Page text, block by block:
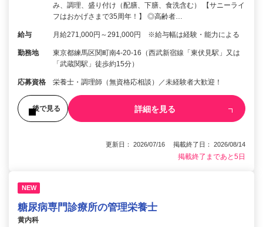
み、調理、盛り付け（配膳、下膳、食洗含む） 【サニーライ
フはおかげさまで35周年！】 ◎高齢者…
給与 月給271,000円～291,000円 ※給与幅は経験・能力による
勤務地
東京都練馬区関町南4-20-16（西武新宿線「東伏見駅」又は
「武蔵関駅」徒歩約15分）
応募資格 栄養士・調理師（無資格応相談）／未経験者大歓迎！
後で見る 詳細を見る
更新日： 2026/07/16 掲載終了日： 2026/08/14
掲載終了まであと5日
NEW
糖尿病専門診療所の管理栄養士
黄内科